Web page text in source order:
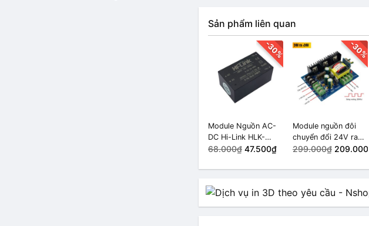
Sản phẩm liên quan
-30%
Module Nguồn AC-
DC Hi-Link HLK-
PM09 9VDC 3W
68.000₫ 47.500₫
-30%
Module nguồn đôi
chuyển đổi 24V ra
±24V
299.000₫ 209.000₫